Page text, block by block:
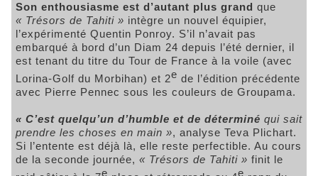
Son enthousiasme est d’autant plus grand que
« Trésors de Tahiti » intègre un nouvel équipier,
l’expérimenté Quentin Ponroy. S’il n’avait pas
embarqué à bord d’un Diam 24 depuis l’été dernier, il
est tenant du titre du Tour de France à la voile (avec
Lorina-Golf du Morbihan) et 2e de l’édition précédente
avec Pierre Pennec sous les couleurs de Groupama.
« C’est quelqu’un d’humble et de déterminé qui sait
prendre les choses en main », analyse Teva Plichart.
Si l’entente est déjà là, elle reste perfectible. Au cours
de la seconde journée, « Trésors de Tahiti » finit le
e e